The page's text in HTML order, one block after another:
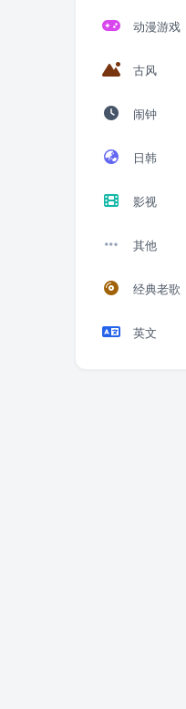
动漫游戏
古风
闹钟
日韩
影视
其他
经典老歌
英文